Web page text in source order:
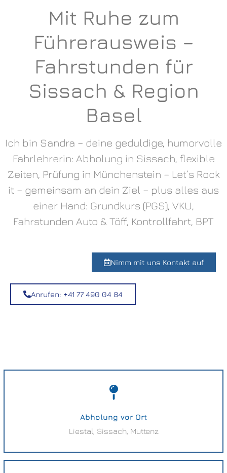
Mit Ruhe zum
Führerausweis –
Fahrstunden für
Sissach & Region
Basel
Ich bin Sandra – deine geduldige, humorvolle
Fahrlehrerin: Abholung in Sissach, flexible
Zeiten, Prüfung in Münchenstein – Let’s Rock
it – gemeinsam an dein Ziel – plus alles aus
einer Hand: Grundkurs (PGS), VKU,
Fahrstunden Auto & Töff, Kontrollfahrt, BPT
Nimm mit uns Kontakt auf
Anrufen: +41 77 490 04 84
Abholung vor Ort
Liestal, Sissach, Muttenz